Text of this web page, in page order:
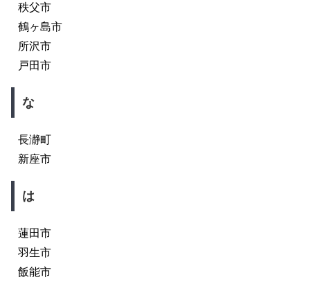
秩父市
鶴ヶ島市
所沢市
戸田市
な
長瀞町
新座市
は
蓮田市
羽生市
飯能市